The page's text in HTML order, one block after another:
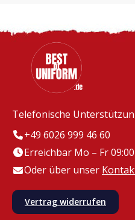
Telefonische
+49 6026 999 46 60
Erreichbar Mo – Fr
Oder über unser
Vertrag widerrufen